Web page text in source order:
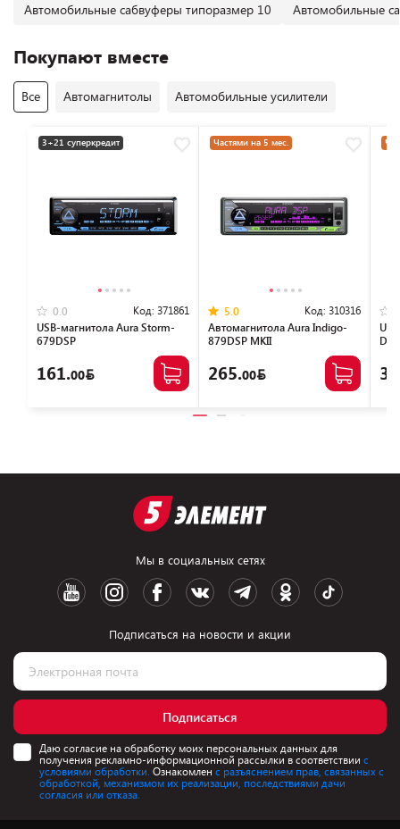
Автомобильные сабвуферы типоразмер 10 Автомобильные
Покупают вместе
Все Автомагнитолы Автомобильные усилители
3+21 суперкредит
0.0 Код: 371861
USB-магнитола Aura Storm-
679DSP
161.00
Частями на 5 мес.
5.0 Код: 310316
Автомагнитола Aura Indigo-
879DSP MKII
265.00
Мы в социальных сетях
Подписаться на новости и акции
Подписаться
Даю согласие на обработку моих персональных данных для
получения рекламно-информационной рассылки в соответствии с
условиями обработки. Ознакомлен с разъяснением прав, связанных с
обработкой, механизмом их реализации, последствиями дачи
согласия или отказа.